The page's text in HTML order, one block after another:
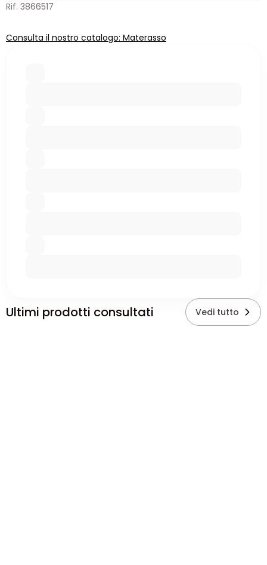
Rif. 3866517
Consulta il nostro catalogo: Materasso
Ultimi prodotti consultati Vedi tutto